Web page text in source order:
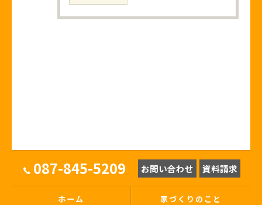
087-845-5209 お問い合わせ 資料請求
ホーム 家づくりのこと